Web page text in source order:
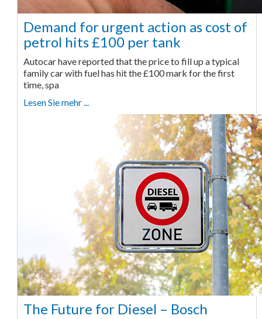
Demand for urgent action as cost of
petrol hits £100 per tank
Autocar have reported that the price to fill up a typical
family car with fuel has hit the £100 mark for the first
time, spa
Lesen Sie mehr ...
The Future for Diesel – Bosch